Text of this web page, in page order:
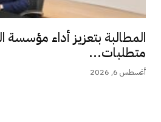
المطالبة بتعزيز أداء مؤسسة
متطلبات...
أغسطس 6, 2026